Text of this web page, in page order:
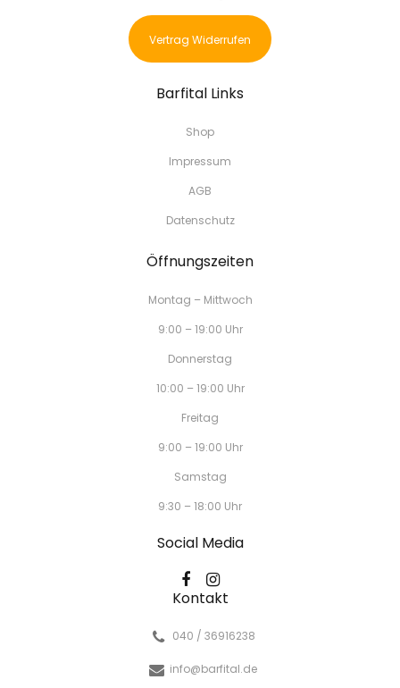
Vertrag Widerrufen
Barfital Links
Shop
Impressum
AGB
Datenschutz
Öffnungszeiten
Montag – Mittwoch
9:00 – 19:00 Uhr
Donnerstag
10:00 – 19:00 Uhr
Freitag
9:00 – 19:00 Uhr
Samstag
9:30 – 18:00 Uhr
Social Media
Kontakt
040 / 36916238
info@barfital.de